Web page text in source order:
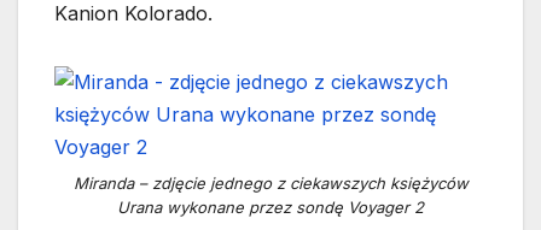
Kanion Kolorado.
Miranda – zdjęcie jednego z ciekawszych księżyców
Urana wykonane przez sondę Voyager 2